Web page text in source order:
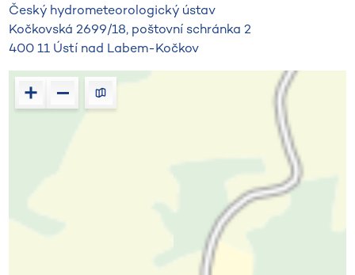
​​​​​Český hydrometeorologický ústav
Kočkovská 2699/18, poštovní schránka 2
400 11 Ústí nad Labem-Kočkov​​​​​​​